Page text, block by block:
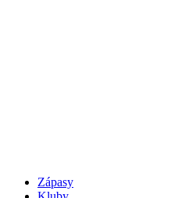
Zápasy